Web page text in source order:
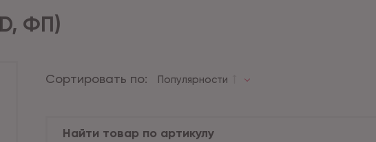
ФП)
Сортировать по: Популярности